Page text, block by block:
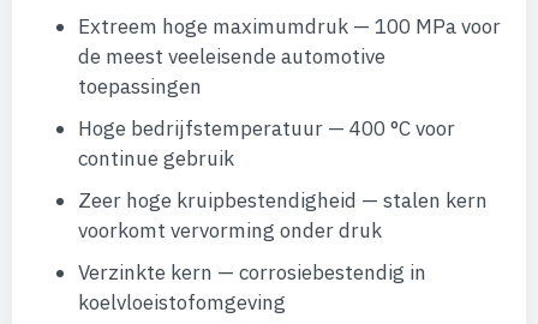
Extreem hoge maximumdruk — 100 MPa voor
de meest veeleisende automotive
toepassingen
Hoge bedrijfstemperatuur — 400 °C voor
continue gebruik
Zeer hoge kruipbestendigheid — stalen kern
voorkomt vervorming onder druk
Verzinkte kern — corrosiebestendig in
koelvloeistofomgeving